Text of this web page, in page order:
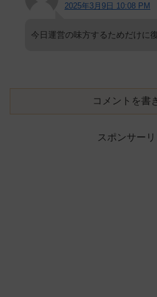
2025年3月9日 10:08 PM
今日運営の味方するためだけに
コメントを書
スポンサーリ